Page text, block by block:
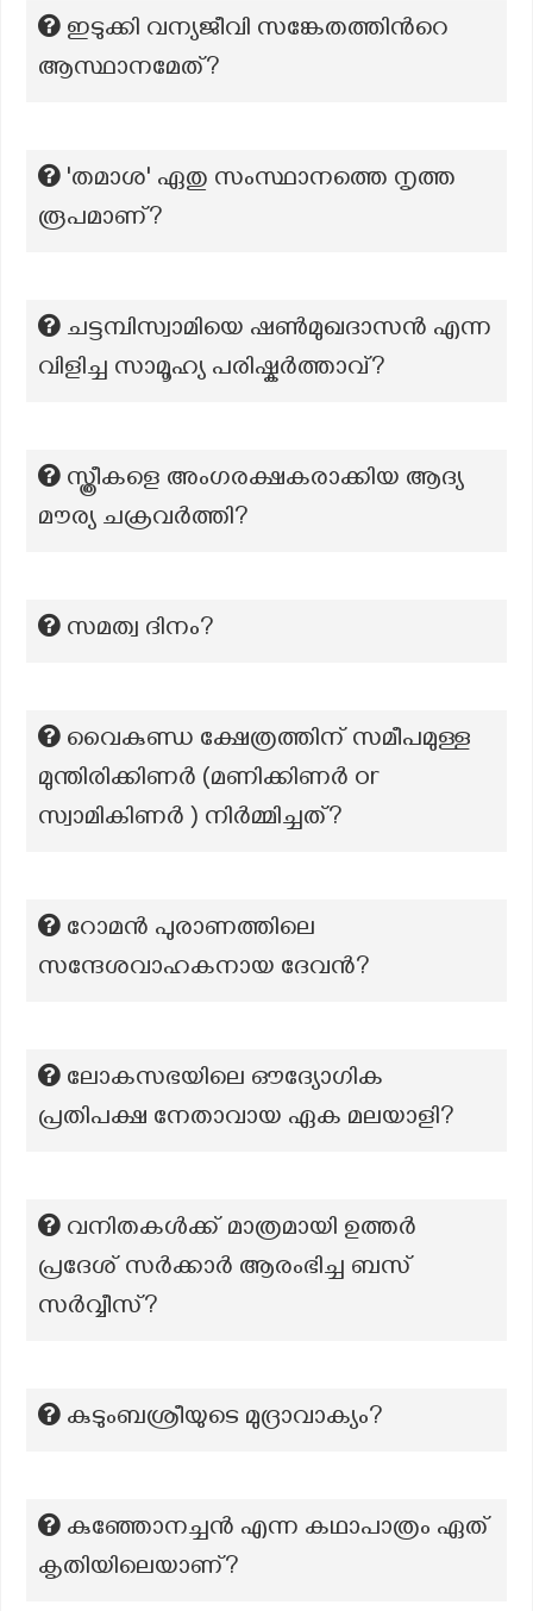
ഇടുക്കി വന്യജീവി സങ്കേതത്തിൻറെ
ആസ്ഥാനമേത്?
'തമാശ' ഏതു സംസ്ഥാനത്തെ നൃത്ത
രൂപമാണ്?
ചട്ടമ്പിസ്വാമിയെ ഷൺമുഖദാസൻ എന്ന
വിളിച്ച സാമൂഹ്യ പരിഷ്കർത്താവ്?
സ്ത്രീകളെ അംഗരക്ഷകരാക്കിയ ആദ്യ
മൗര്യ ചക്രവർത്തി?
സമത്വ ദിനം?
വൈകുണ്ഡ ക്ഷേത്രത്തിന് സമീപമുള്ള
മുന്തിരിക്കിണർ (മണിക്കിണർ or
സ്വാമികിണർ ) നിർമ്മിച്ചത്?
റോമൻ പുരാണത്തിലെ
സന്ദേശവാഹകനായ ദേവൻ?
ലോകസഭയിലെ ഔദ്യോഗിക
പ്രതിപക്ഷ നേതാവായ ഏക മലയാളി?
വനിതകൾക്ക് മാത്രമായി ഉത്തർ
പ്രദേശ് സർക്കാർ ആരംഭിച്ച ബസ്
സർവ്വീസ്?
കുടുംബശ്രീയുടെ മുദ്രാവാക്യം?
കുഞ്ഞോനച്ചന്‍ എന്ന കഥാപാത്രം ഏത്
കൃതിയിലെയാണ്?